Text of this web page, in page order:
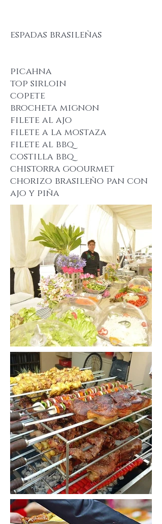
espadas brasileñas
picahna
top sirloin
copete
brocheta mignon
filete al ajo
filete a la mostaza
filete al bbq
costilla bbq
chistorra goourmet
chorizo brasileño pan con
ajo y piña